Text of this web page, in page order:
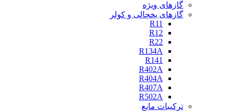
گازهای ویژه
گازهای یخچالی و کولر
R11
R12
R22
R134A
R141
R402A
R404A
R407A
R502A
ترکیبات مایع